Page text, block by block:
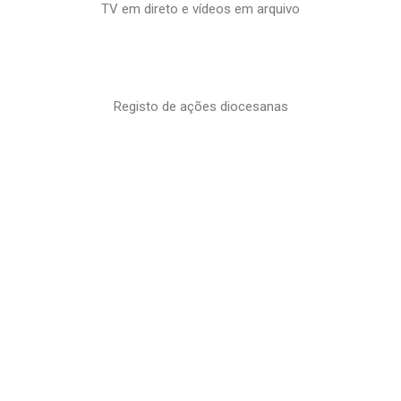
TV em direto e vídeos em arquivo
Registo de ações diocesanas